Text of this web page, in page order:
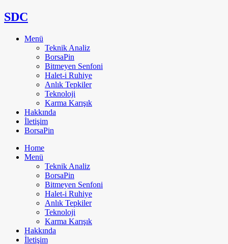
SDC
Menü
Teknik Analiz
BorsaPin
Bitmeyen Senfoni
Halet-i Ruhiye
Anlık Tepkiler
Teknoloji
Karma Karışık
Hakkında
İletişim
BorsaPin
Home
Menü
Teknik Analiz
BorsaPin
Bitmeyen Senfoni
Halet-i Ruhiye
Anlık Tepkiler
Teknoloji
Karma Karışık
Hakkında
İletişim